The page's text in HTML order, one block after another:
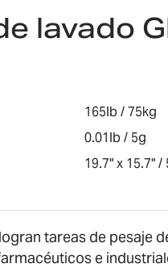
lavado
165lb / 75kg
0.01lb / 5g
19.7" x 15.7"
tareas de pesaje
e